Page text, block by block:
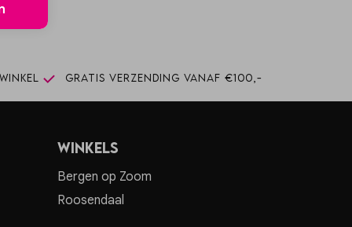
Gratis verzending vanaf €100,-
Winkels
Bergen op Zoom
Roosendaal